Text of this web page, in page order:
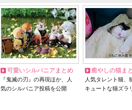
可愛いシルバニアまとめ
『鬼滅の刃』の再現ほか、人
気のシルバニア投稿を公開
癒やしの猫ま
人気タレント猫
キュートな猫ズラ